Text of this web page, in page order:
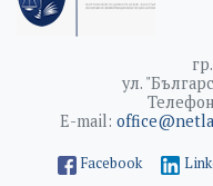
ул.
E-mail:
Facebook